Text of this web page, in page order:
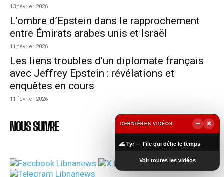
13 février 2026
L’ombre d’Epstein dans le rapprochement
entre Émirats arabes unis et Israël
11 février 2026
Les liens troubles d’un diplomate français
avec Jeffrey Epstein : révélations et
enquêtes en cours
11 février 2026
NOUS SUIVRE DERNIÈRES VIDÉOS −
×
🌊 Tyr — l’île qui défie le temps
Voir toutes les vidéos